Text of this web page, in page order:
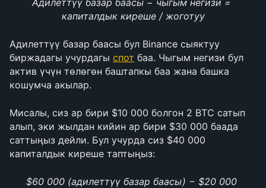
Адилеттүү базар баасы − чыгым негизи =
капиталдык киреше / жоготуу
Адилеттүү базар баасы бул Binance сыяктуу
биржадагы учурдагы спот баа. Чыгым негизи бул
актив үчүн төлөгөн баштапкы баа жана башка
кошумча акылар.
Мисалы, сиз ар бири $10 000 болгон 2 BTC сатып
алып, эки жылдан кийин ар бири $30 000 баада
саттыңыз дейли. Бул учурда сиз $40 000
капиталдык киреше таптыңыз:
$60 000 (адилеттүү базар баасы) − $20 000